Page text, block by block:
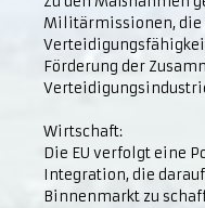
Militärmissionen, die
Förderung der
Wirtschaft:
Die EU verfolgt eine
Integration, die
Binnenmarkt zu